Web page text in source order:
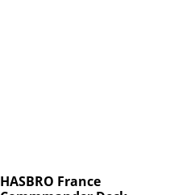
HASBRO France